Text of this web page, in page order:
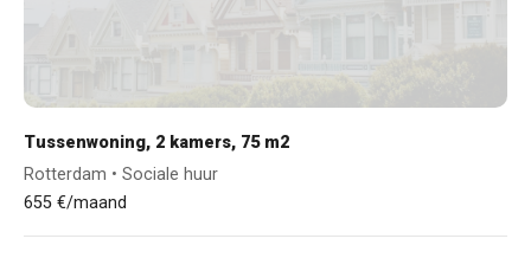
Tussenwoning, 2 kamers, 75 m2
Rotterdam • Sociale huur
655 €/maand